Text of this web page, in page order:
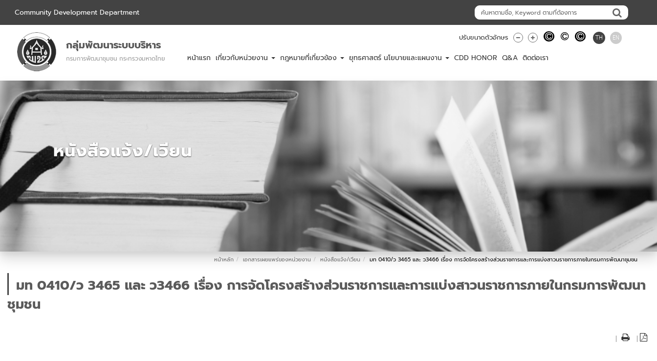
Community Development Department
กลุ่มพัฒนาระบบบริหาร
กรมการพัฒนาชุมชน กระทรวงมหาดไทย
ปรับขนาดตัวอักษร TH EN
หน้าแรก เกี่ยวกับหน่วยงาน กฎหมายที่เกี่ยวข้อง ยุทธศาสตร์ นโยบายและแผนงาน CDD HONOR Q&A ติดต่อเรา
หนังสือแจ้ง/เวียน
หน้าหลัก เอกสารเผยแพร่ของหน่วยงาน หนังสือแจ้ง/เวียน มท 0410/ว 3465 และ ว3466 เรื่อง การจัดโครงสร้างส่วนราชการและการแบ่งสาวนราชการภายในกรมการพัฒนาชุมชน
มท 0410/ว 3465 และ ว3466 เรื่อง การจัดโครงสร้างส่วนราชการและการแบ่งสาวนราชการภายในกรมการพัฒนา
ชุมชน
| |